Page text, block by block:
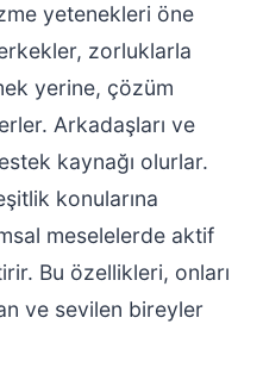
yetenekleri öne
zorluklarla
yerine, çözüm
Arkadaşları ve
kaynağı olurlar.
konularına
meselelerde aktif
Bu özellikleri, onları
ve sevilen bireyler